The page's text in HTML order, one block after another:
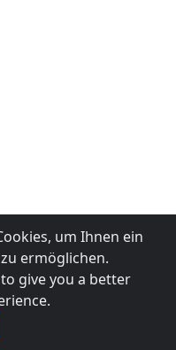
um Ihnen ein
ermöglichen.
give you a better